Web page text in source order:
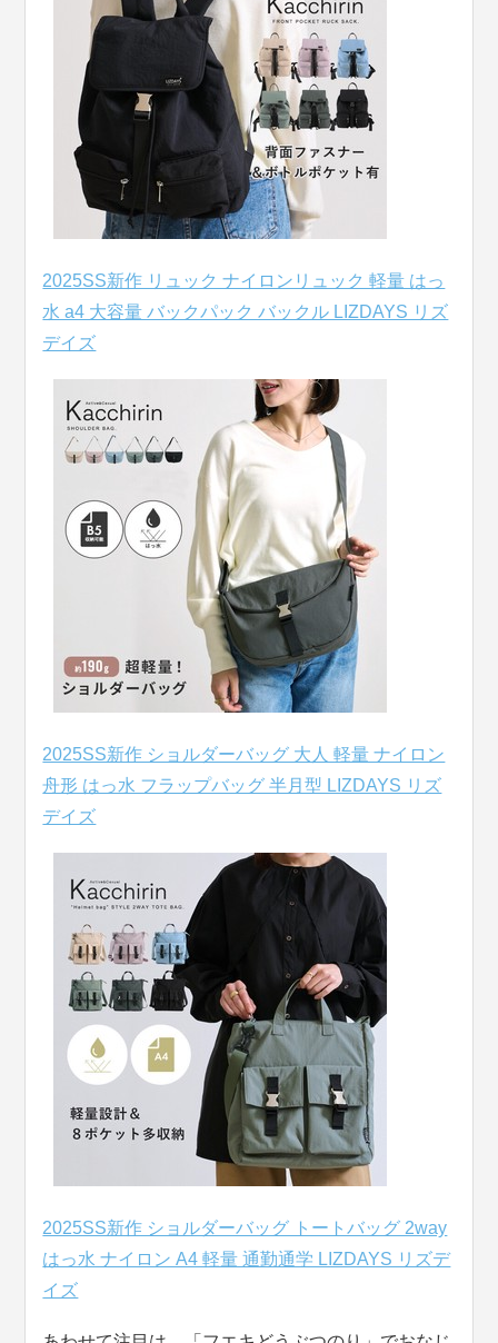
2025SS新作 リュック ナイロンリュック 軽量 はっ
水 a4 大容量 バックパック バックル LIZDAYS リズ
デイズ
2025SS新作 ショルダーバッグ 大人 軽量 ナイロン
舟形 はっ水 フラップバッグ 半月型 LIZDAYS リズ
デイズ
2025SS新作 ショルダーバッグ トートバッグ 2way
はっ水 ナイロン A4 軽量 通勤通学 LIZDAYS リズデ
イズ